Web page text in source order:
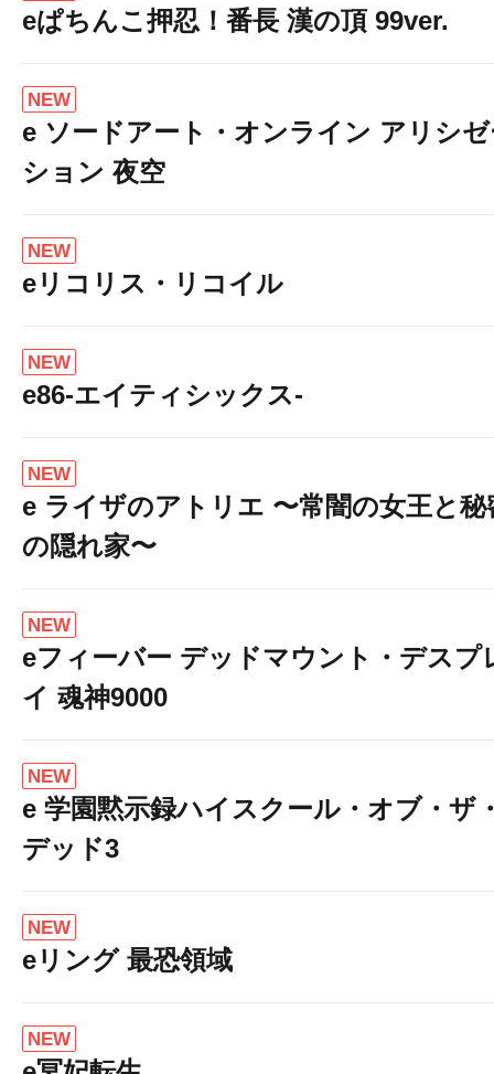
eぱちんこ押忍！番長 漢の頂 99ver.
NEW
e ソードアート・オンライン アリシ
ション 夜空
NEW
eリコリス・リコイル
NEW
e86-エイティシックス-
NEW
e ライザのアトリエ 〜常闇の女王と秘
の隠れ家〜
NEW
eフィーバー デッドマウント・デスプ
イ 魂神9000
NEW
e 学園黙示録ハイスクール・オブ・ザ
デッド3
NEW
eリング 最恐領域
NEW